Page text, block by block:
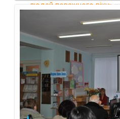
людей поважного віку»
(6)